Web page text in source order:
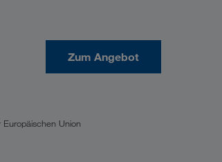
Zum Angebot
Union